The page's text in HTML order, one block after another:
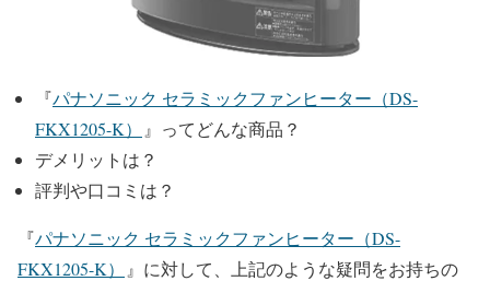
『パナソニック セラミックファンヒーター（DS-
FKX1205-K）
』ってどんな商品？
デメリットは？
評判や口コミは？
『パナソニック セラミックファンヒーター（DS-
FKX1205-K）
』に対して、上記のような疑問をお持ちの